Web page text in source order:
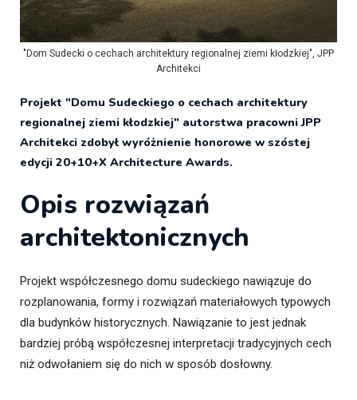
"Dom Sudecki o cechach architektury regionalnej ziemi kłodzkiej", JPP
Architekci
Projekt "Domu Sudeckiego o cechach architektury
regionalnej ziemi kłodzkiej" autorstwa pracowni JPP
Architekci zdobył wyróżnienie honorowe w szóstej
edycji 20+10+X Architecture Awards.
Opis rozwiązań
architektonicznych
Projekt współczesnego domu sudeckiego nawiązuje do
rozplanowania, formy i rozwiązań materiałowych typowych
dla budynków historycznych. Nawiązanie to jest jednak
bardziej próbą współczesnej interpretacji tradycyjnych cech
niż odwołaniem się do nich w sposób dosłowny.